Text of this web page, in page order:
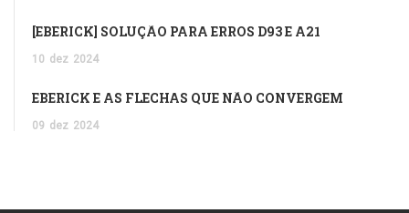
[EBERICK] SOLUÇÃO PARA ERROS D93 E A21
10 dez 2024
EBERICK E AS FLECHAS QUE NÃO CONVERGEM
09 dez 2024